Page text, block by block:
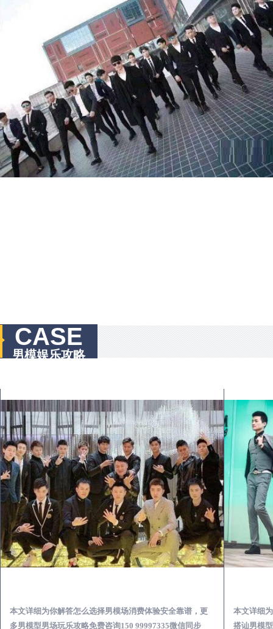
CASE
男模娱乐攻略
本文详细为你解答怎么选择男模场消费体验安全靠谱，更
多男模型男场玩乐攻略免费咨询150 99997335微信同步
本文详细
搭讪男模